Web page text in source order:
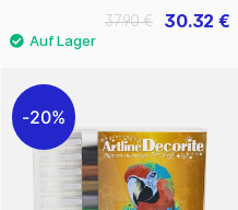
30.32 €
37.90 €
20%